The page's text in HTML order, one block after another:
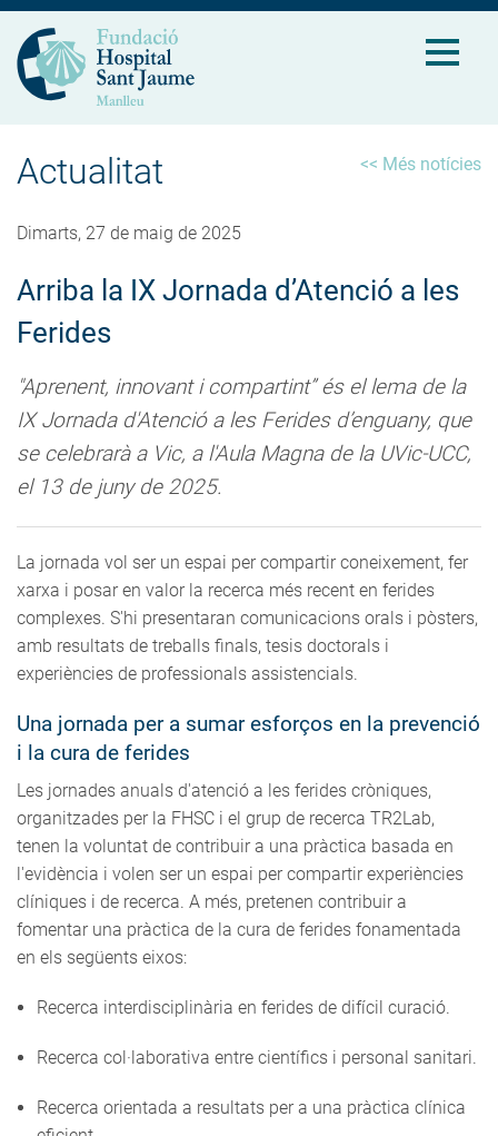
Actualitat << Més notícies
Dimarts, 27 de maig de 2025
Arriba la IX Jornada d’Atenció a les
Ferides
"Aprenent, innovant i compartint” és el lema de la
IX Jornada d'Atenció a les Ferides d’enguany, que
se celebrarà a Vic, a l'Aula Magna de la UVic-UCC,
el 13 de juny de 2025.
La jornada vol ser un espai per compartir coneixement, fer
xarxa i posar en valor la recerca més recent en ferides
complexes. S'hi presentaran comunicacions orals i pòsters,
amb resultats de treballs finals, tesis doctorals i
experiències de professionals assistencials.
Una jornada per a sumar esforços en la prevenció
i la cura de ferides
Les jornades anuals d'atenció a les ferides cròniques,
organitzades per la FHSC i el grup de recerca TR2Lab,
tenen la voluntat de contribuir a una pràctica basada en
l'evidència i volen ser un espai per compartir experiències
clíniques i de recerca. A més, pretenen contribuir a
fomentar una pràctica de la cura de ferides fonamentada
en els següents eixos:
Recerca interdisciplinària en ferides de difícil curació.
Recerca col·laborativa entre científics i personal sanitari.
Recerca orientada a resultats per a una pràctica clínica